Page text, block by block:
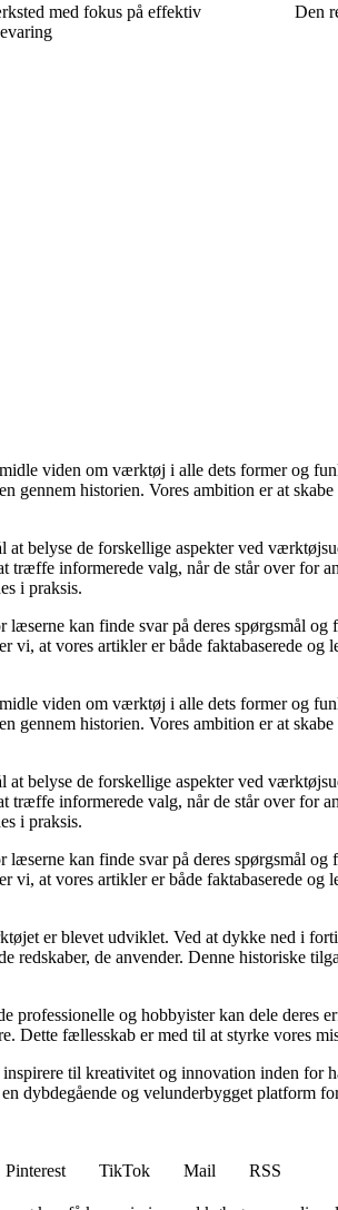
med fokus på effektiv
Den
viden om værktøj i alle dets former og
historien. Vores ambition er at
belyse de forskellige aspekter ved
informerede valg, når de står over for
i praksis.
kan finde svar på deres spørgsmål
vi, at vores artikler er både faktabaserede
viden om værktøj i alle dets former og
historien. Vores ambition er at
belyse de forskellige aspekter ved
informerede valg, når de står over for
i praksis.
kan finde svar på deres spørgsmål
vi, at vores artikler er både faktabaserede
er blevet udviklet. Ved at dykke ned i
redskaber, de anvender. Denne historiske
professionelle og hobbyister kan dele
fællesskab er med til at styrke vores
til kreativitet og innovation inden
dybdegående og velunderbygget
Pinterest TikTok Mail
RSS